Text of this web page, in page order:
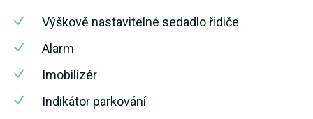
Výškově nastavitelné sedadlo řidiče
Alarm
Imobilizér
Indikátor parkování